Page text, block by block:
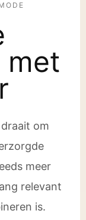
met
om
meer
relevant
is.